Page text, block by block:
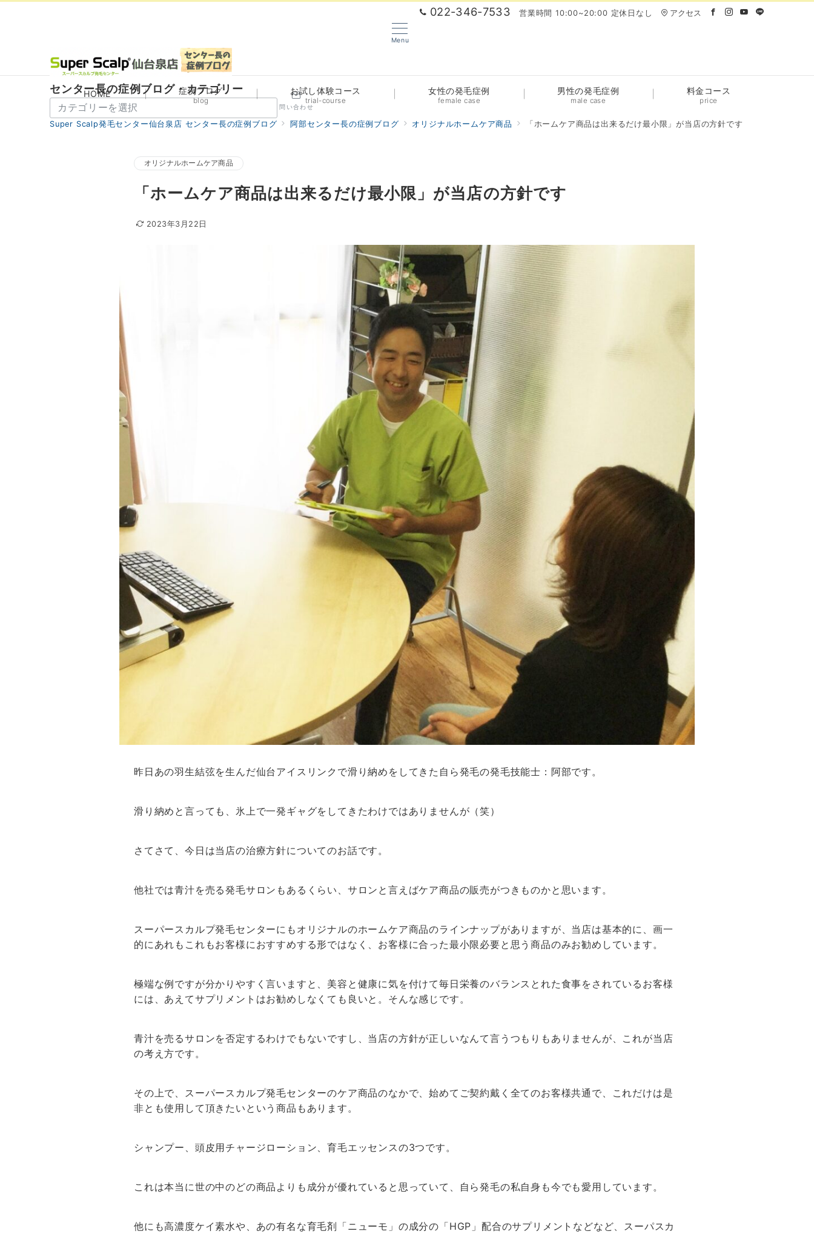
022-346-7533 営業時間 10:00~20:00 定休日なし アクセス
Menu
センター長の症例ブログ・カテゴリー
セ
ン
問い合わせ
HOME 症例ブログ
blog
お試し体験コース
trial-course
女性の発毛症例
female case
男性の発毛症例
male case
料金コース
price
Super Scalp発毛センター仙台泉店 センター長の症例ブログ 阿部センター長の症例ブログ オリジナルホームケア商品 「ホームケア商品は出来るだけ最小限」が当店の方針です
オリジナルホームケア商品
「ホームケア商品は出来るだけ最小限」が当店の方針です
2023年3月22日
昨日あの羽生結弦を生んだ仙台アイスリンクで滑り納めをしてきた自ら発毛の発毛技能士：阿部です。
滑り納めと言っても、氷上で一発ギャグをしてきたわけではありませんが（笑）
さてさて、今日は当店の治療方針についてのお話です。
他社では青汁を売る発毛サロンもあるくらい、サロンと言えばケア商品の販売がつきものかと思います。
スーパースカルプ発毛センターにもオリジナルのホームケア商品のラインナップがありますが、当店は基本的に、画一
的にあれもこれもお客様におすすめする形ではなく、お客様に合った最小限必要と思う商品のみお勧めしています。
極端な例ですが分かりやすく言いますと、美容と健康に気を付けて毎日栄養のバランスとれた食事をされているお客様
には、あえてサプリメントはお勧めしなくても良いと。そんな感じです。
青汁を売るサロンを否定するわけでもないですし、当店の方針が正しいなんて言うつもりもありませんが、これが当店
の考え方です。
その上で、スーパースカルプ発毛センターのケア商品のなかで、始めてご契約戴く全てのお客様共通で、これだけは是
非とも使用して頂きたいという商品もあります。
シャンプー、頭皮用チャージローション、育毛エッセンスの3つです。
これは本当に世の中のどの商品よりも成分が優れていると思っていて、自ら発毛の私自身も今でも愛用しています。
他にも高濃度ケイ素水や、あの有名な育毛剤「ニューモ」の成分の「HGP」配合のサプリメントなどなど、スーパスカ